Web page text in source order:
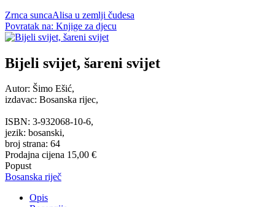
Zrnca suncaAlisa u zemlji čudesa
Povratak na: Knjige za djecu
Bijeli svijet, šareni svijet
Autor: Šimo Ešić,
izdavac: Bosanska rijec,
ISBN: 3-932068-10-6,
jezik: bosanski,
broj strana: 64
Prodajna cijena 15,00 €
Popust
Bosanska riječ
Opis